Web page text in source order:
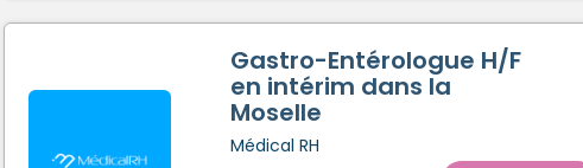
Gastro-Entérologue H/F
en intérim dans la
Moselle
Médical RH